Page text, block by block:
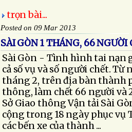
trọn bài...
Posted on 09 Mar 2013
SÀI GÒN 1 THÁNG, 66
Sài Gòn - Tình hình tai nạn
cả số vụ và số người chết.
tháng 2, trên địa bàn thành
thông, làm chết 66 người và
Sở Giao thông Vận tải Sài
cộng trong 18 ngày phục vụ
các bến xe của thành ...